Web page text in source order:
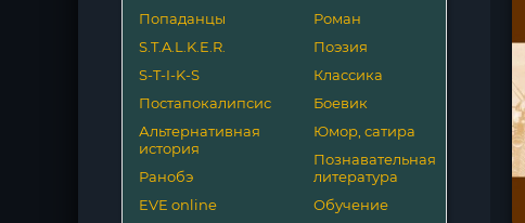
Попаданцы
S.T.A.L.K.E.R.
S-T-I-K-S
Постапокалипсис
Альтернативная
история
Ранобэ
EVE online
Роман
Поэзия
Классика
Боевик
Юмор, сатира
Познавательная
литература
Обучение